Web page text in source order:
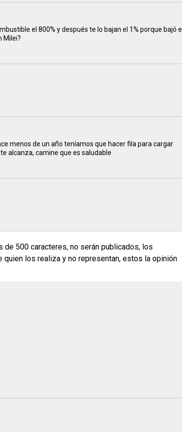
el 800% y después te lo bajan el 1% porque bajó el
Milei?
menos de un año teníamos que hacer fila para cargar
alcanza, camine que es saludable
500 caracteres, no serán publicados, los
los realiza y no representan, estos la opinión